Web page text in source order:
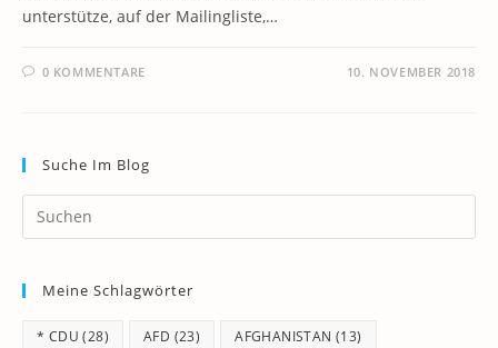
unterstütze, auf der Mailingliste,…
0 KOMMENTARE 10. NOVEMBER 2018
Suche Im Blog
Meine Schlagwörter
* CDU (28) AFD (23) AFGHANISTAN (13)